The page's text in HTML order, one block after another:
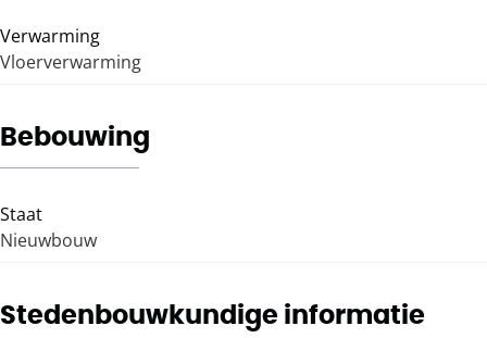
Verwarming
Vloerverwarming
Bebouwing
Staat
Nieuwbouw
Stedenbouwkundige informatie